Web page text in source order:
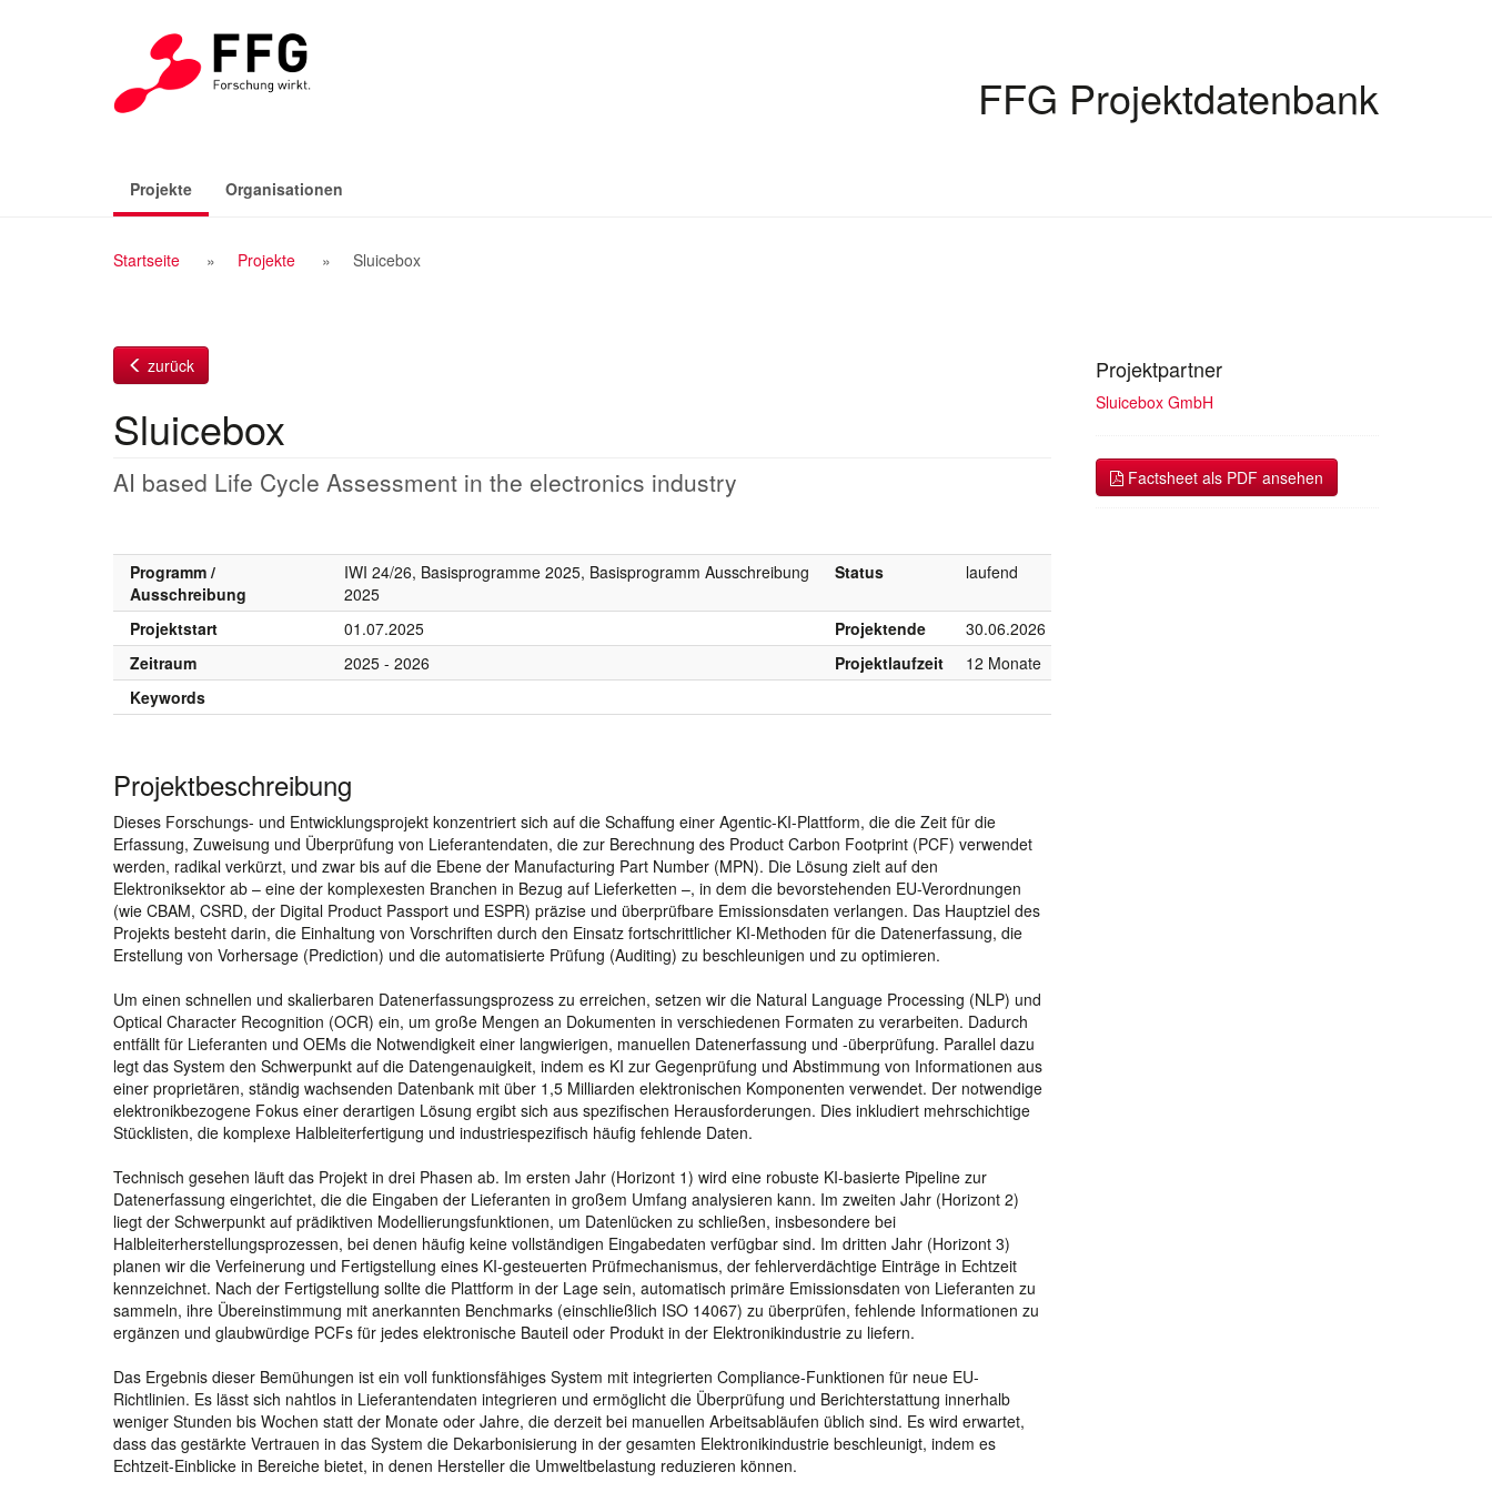
FFG Projektdatenbank
Projekte(aktiv)Organisationen
Breadcrumb
Startseite Projekte Sluicebox
zurück
Sluicebox
AI based Life Cycle Assessment in the electronics industry
Programm /
Ausschreibung
IWI 24/26, Basisprogramme 2025, Basisprogramm Ausschreibung
2025
Status laufend
Projektstart 01.07.2025 Projektende
30.06.2026
Zeitraum
2025 - 2026 Projektlaufzeit
12 Monate
Keywords
Projektbeschreibung
Dieses Forschungs- und Entwicklungsprojekt konzentriert sich auf die Schaffung einer Agentic-KI-Plattform, die die Zeit für die
Erfassung, Zuweisung und Überprüfung von Lieferantendaten, die zur Berechnung des Product Carbon Footprint (PCF) verwendet
werden, radikal verkürzt, und zwar bis auf die Ebene der Manufacturing Part Number (MPN). Die Lösung zielt auf den
Elektroniksektor ab – eine der komplexesten Branchen in Bezug auf Lieferketten –, in dem die bevorstehenden EU-Verordnungen
(wie CBAM, CSRD, der Digital Product Passport und ESPR) präzise und überprüfbare Emissionsdaten verlangen. Das Hauptziel des
Projekts besteht darin, die Einhaltung von Vorschriften durch den Einsatz fortschrittlicher KI-Methoden für die Datenerfassung, die
Erstellung von Vorhersage (Prediction) und die automatisierte Prüfung (Auditing) zu beschleunigen und zu optimieren.
Um einen schnellen und skalierbaren Datenerfassungsprozess zu erreichen, setzen wir die Natural Language Processing (NLP) und
Optical Character Recognition (OCR) ein, um große Mengen an Dokumenten in verschiedenen Formaten zu verarbeiten. Dadurch
entfällt für Lieferanten und OEMs die Notwendigkeit einer langwierigen, manuellen Datenerfassung und -überprüfung. Parallel dazu
legt das System den Schwerpunkt auf die Datengenauigkeit, indem es KI zur Gegenprüfung und Abstimmung von Informationen aus
einer proprietären, ständig wachsenden Datenbank mit über 1,5 Milliarden elektronischen Komponenten verwendet. Der notwendige
elektronikbezogene Fokus einer derartigen Lösung ergibt sich aus spezifischen Herausforderungen. Dies inkludiert mehrschichtige
Stücklisten, die komplexe Halbleiterfertigung und industriespezifisch häufig fehlende Daten.
Technisch gesehen läuft das Projekt in drei Phasen ab. Im ersten Jahr (Horizont 1) wird eine robuste KI-basierte Pipeline zur
Datenerfassung eingerichtet, die die Eingaben der Lieferanten in großem Umfang analysieren kann. Im zweiten Jahr (Horizont 2)
liegt der Schwerpunkt auf prädiktiven Modellierungsfunktionen, um Datenlücken zu schließen, insbesondere bei
Halbleiterherstellungsprozessen, bei denen häufig keine vollständigen Eingabedaten verfügbar sind. Im dritten Jahr (Horizont 3)
planen wir die Verfeinerung und Fertigstellung eines KI-gesteuerten Prüfmechanismus, der fehlerverdächtige Einträge in Echtzeit
kennzeichnet. Nach der Fertigstellung sollte die Plattform in der Lage sein, automatisch primäre Emissionsdaten von Lieferanten zu
sammeln, ihre Übereinstimmung mit anerkannten Benchmarks (einschließlich ISO 14067) zu überprüfen, fehlende Informationen zu
ergänzen und glaubwürdige PCFs für jedes elektronische Bauteil oder Produkt in der Elektronikindustrie zu liefern.
Das Ergebnis dieser Bemühungen ist ein voll funktionsfähiges System mit integrierten Compliance-Funktionen für neue EU-
Richtlinien. Es lässt sich nahtlos in Lieferantendaten integrieren und ermöglicht die Überprüfung und Berichterstattung innerhalb
weniger Stunden bis Wochen statt der Monate oder Jahre, die derzeit bei manuellen Arbeitsabläufen üblich sind. Es wird erwartet,
dass das gestärkte Vertrauen in das System die Dekarbonisierung in der gesamten Elektronikindustrie beschleunigt, indem es
Echtzeit-Einblicke in Bereiche bietet, in denen Hersteller die Umweltbelastung reduzieren können.
Projektpartner
Sluicebox GmbH
Factsheet als PDF ansehen